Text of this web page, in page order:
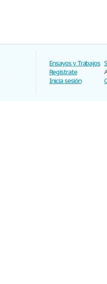
Ensayos y Trabajos
Regístrate
Inicia sesión